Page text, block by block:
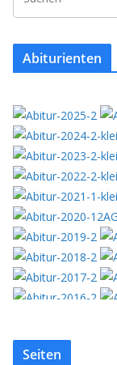
Abiturienten
Seiten